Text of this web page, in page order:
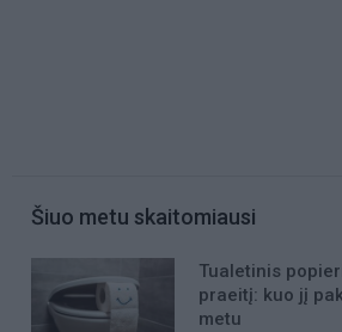
Šiuo metu skaitomiausi
Tualetinis
praeitį: kuo jį
metu